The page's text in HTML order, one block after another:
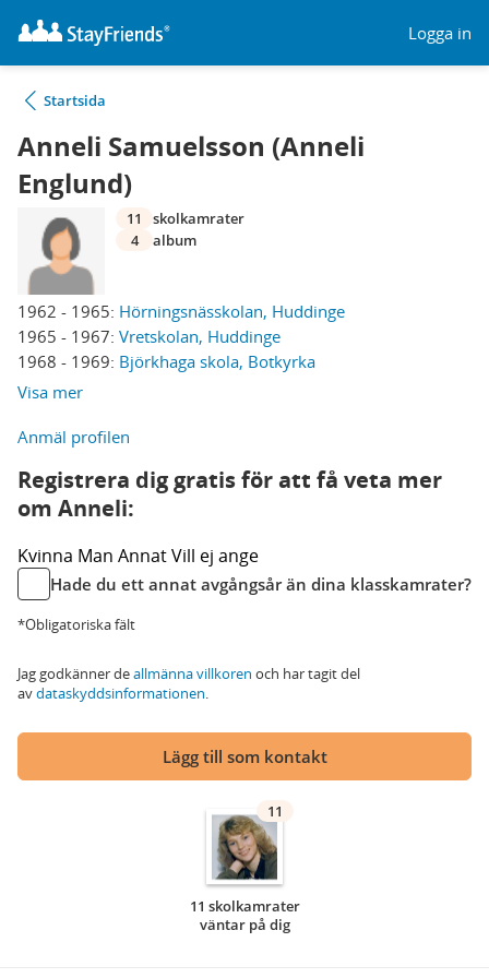
Logga in
Startsida
Anneli Samuelsson (Anneli
Englund)
1962 - 1965: Hörningsnässkolan, Huddinge
1965 - 1967: Vretskolan, Huddinge
1968 - 1969: Björkhaga skola, Botkyrka
Visa mer
11
skolkamrater
4
album
Anmäl profilen
Registrera dig gratis för att få veta mer
om Anneli:
Kvinna Man AnnatVill ej ange
Hade du ett annat avgångsår än dina klasskamrater?
*Obligatoriska fält
Jag godkänner deallmänna villkoren och har tagit del
avdataskyddsinformationen.
Lägg till som kontakt
11
11 skolkamrater
väntar på dig